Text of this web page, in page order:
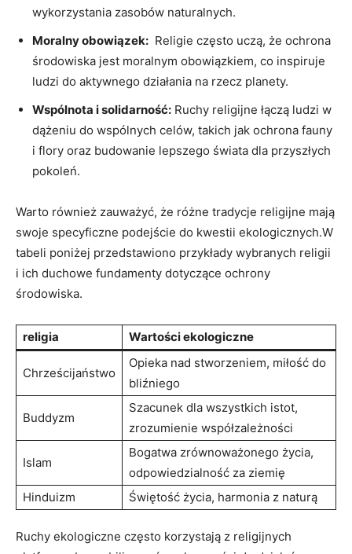
wykorzystania ⁢zasobów ⁣naturalnych.
Moralny obowiązek: ‍ Religie często ⁤uczą, że ‍ochrona
środowiska‍ jest ‍moralnym obowiązkiem, co inspiruje
ludzi do aktywnego działania na rzecz planety.
Wspólnota i solidarność: Ruchy religijne łączą ludzi w
dążeniu do‍ wspólnych celów, takich jak ochrona fauny
i flory ⁤oraz budowanie lepszego świata dla przyszłych
pokoleń.
Warto również zauważyć, że różne tradycje religijne‍ mają​
swoje specyficzne podejście do kwestii‍ ekologicznych.W
tabeli ​poniżej przedstawiono przykłady wybranych religii
i ich duchowe fundamenty dotyczące ochrony
środowiska.
religia Wartości ekologiczne
Chrześcijaństwo
Opieka ​nad stworzeniem, miłość do
bliźniego
Buddyzm
Szacunek dla ‌wszystkich ⁣istot,
zrozumienie ‍współzależności
Islam
Bogatwa ⁣zrównoważonego życia,
odpowiedzialność za ziemię
Hinduizm
Świętość życia, ⁤harmonia ⁣z​ naturą
Ruchy ekologiczne często‍ korzystają⁣ z religijnych